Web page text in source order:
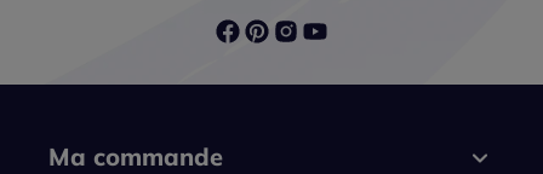
Ma commande